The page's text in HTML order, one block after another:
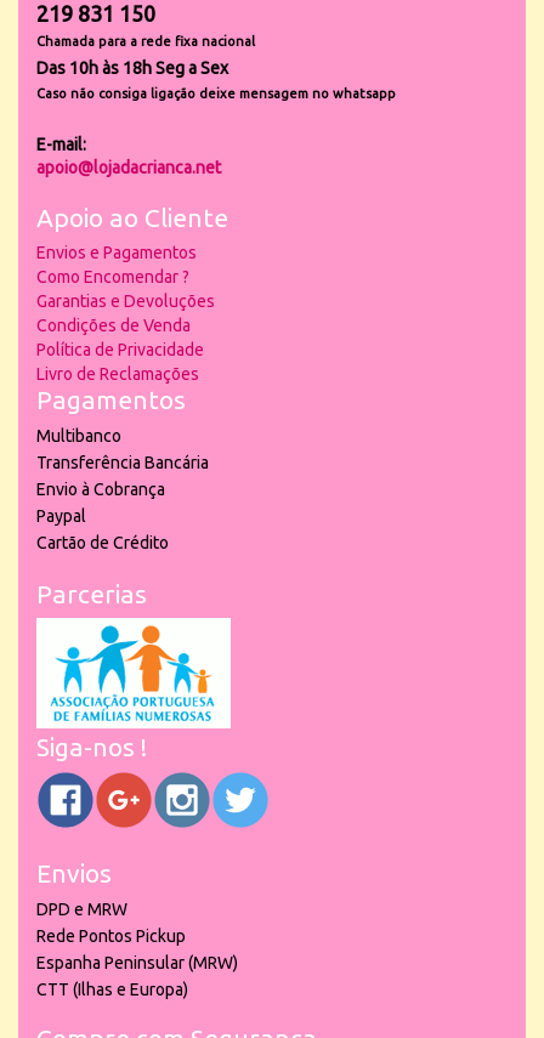
219 831 150
Chamada para a rede fixa nacional
Das 10h às 18h Seg a Sex
Caso não consiga ligação deixe mensagem no whatsapp
E-mail:
apoio@lojadacrianca.net
Apoio ao Cliente
Envios e Pagamentos
Como Encomendar ?
Garantias e Devoluções
Condições de Venda
Política de Privacidade
Livro de Reclamações
Pagamentos
Multibanco
Transferência Bancária
Envio à Cobrança
Paypal
Cartão de Crédito
Parcerias
Siga-nos !
Envios
DPD e MRW
Rede Pontos Pickup
Espanha Peninsular (MRW)
CTT (Ilhas e Europa)